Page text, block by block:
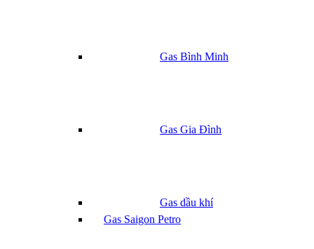
Gas Bình Minh
Gas Gia Đình
Gas dầu khí
Gas Saigon Petro